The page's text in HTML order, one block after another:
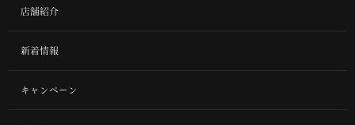
店舗紹介
新着情報
キャンペーン